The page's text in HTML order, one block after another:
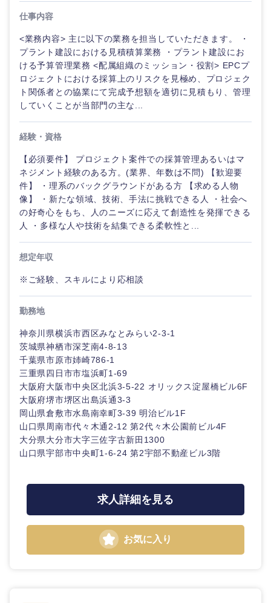
近畿地方
滋賀県
大阪府
奈良県 和歌山県
仕事内容
<業務内容> 主に以下の業務を担当していただきます。 ・
プラント建設における見積積算業務 ・プラント建設にお
ける予算管理業務 <配属組織のミッション・役割> EPCプ
ロジェクトにおける採算上のリスクを見極め、プロジェク
ト関係者との協業にて完成予想額を適切に見積もり、管理
していくことが当部門の主な...
経験・資格
【必須要件】 プロジェクト案件での採算管理あるいはマ
ネジメント経験のある方。(業界、年数は不問) 【歓迎要
件】 ・理系のバックグラウンドがある方 【求める人物
像】 ・新たな領域、技術、手法に挑戦できる人 ・社会へ
の好奇心をもち、人のニーズに応えて創造性を発揮できる
人 ・多様な人や技術を結集できる柔軟性と...
想定年収
※ご経験、スキルにより応相談
勤務地
神奈川県横浜市西区みなとみらい2-3-1
茨城県神栖市深芝南4-8-13
千葉県市原市姉崎786-1
三重県四日市市塩浜町1-69
大阪府大阪市中央区北浜3-5-22 オリックス淀屋橋ビル6F
大阪府堺市堺区出島浜通3-3
岡山県倉敷市水島南幸町3-39 明治ビル1F
山口県周南市代々木通2-12 第2代々木公園前ビル4F
大分県大分市大字三佐字古新田1300
山口県宇部市中央町1-6-24 第2宇部不動産ビル3階
求人詳細を見る
お気に入り